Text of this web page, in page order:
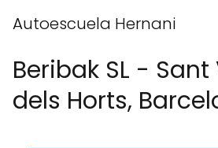
Autoescuela Hernani
Beribak SL -
dels Horts,